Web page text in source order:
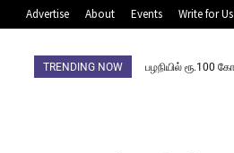
Advertise About Events Write for Us
TRENDING NOW
பழநியில் ரூ.100